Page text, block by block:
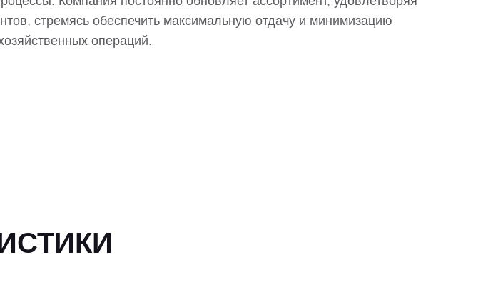
стремясь обеспечить максимальную отдачу и минимизацию
операций.